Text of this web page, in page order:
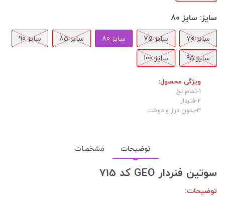
سایز: سایز 80
سایز 70 سایز 75 سایز 80 سایز 85
سایز 90
سایز 95
سایز 100
ویژگی محصول:
1-تمام نخ
2-فنردار
3-بدون درز و دوخت
توضیحات مشخصات
سوتین فنردار GEO کد 715
توضیحات: